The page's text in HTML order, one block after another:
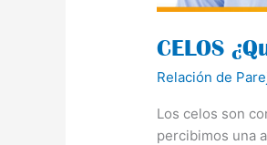
CELOS
Relación de
Los celos son
percibimos una